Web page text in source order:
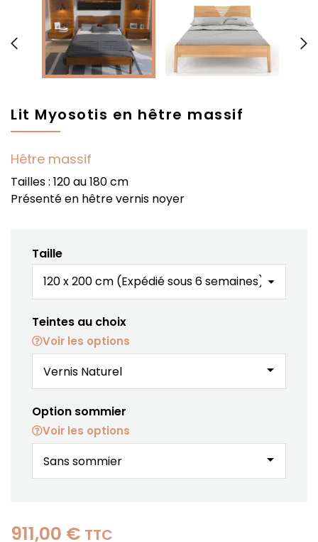
 
Lit Myosotis en hêtre massif
Hêtre massif
Tailles : 120 au 180 cm
Présenté en hêtre vernis noyer
Taille
Teintes au choix
Voir les options
arrow_drop_down
Option sommier
Voir les options
arrow_drop_down
911,00 € TTC